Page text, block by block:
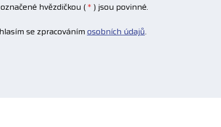
hvězdičkou (* ) jsou povinné.
se zpracovánímosobních údajů.